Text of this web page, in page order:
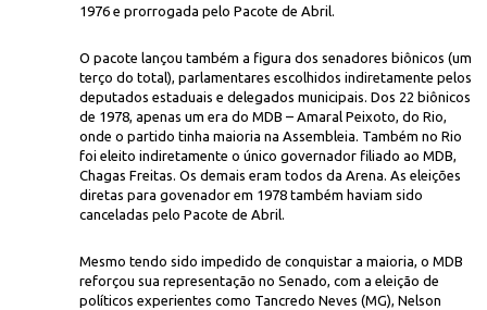
1976 e prorrogada pelo Pacote de Abril.
O pacote lançou também a figura dos senadores biônicos (um
terço do total), parlamentares escolhidos indiretamente pelos
deputados estaduais e delegados municipais. Dos 22 biônicos
de 1978, apenas um era do MDB – Amaral Peixoto, do Rio,
onde o partido tinha maioria na Assembleia. Também no Rio
foi eleito indiretamente o único governador filiado ao MDB,
Chagas Freitas. Os demais eram todos da Arena. As eleições
diretas para govenador em 1978 também haviam sido
canceladas pelo Pacote de Abril.
Mesmo tendo sido impedido de conquistar a maioria, o MDB
reforçou sua representação no Senado, com a eleição de
políticos experientes como Tancredo Neves (MG), Nelson